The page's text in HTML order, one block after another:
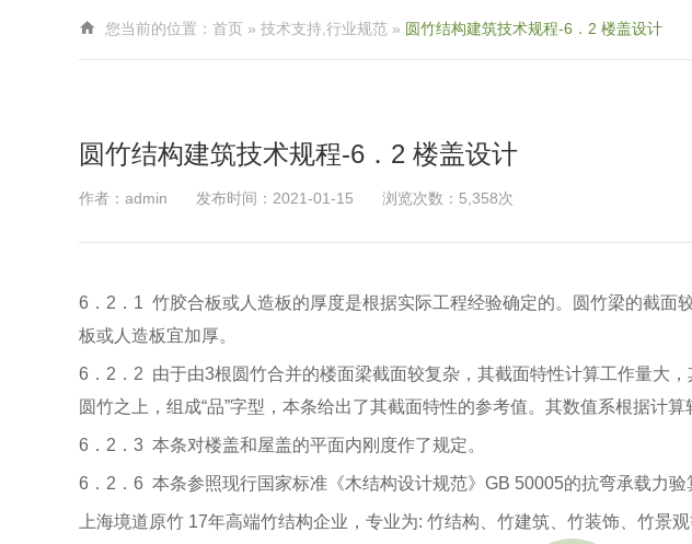
 您当前的位置： 首页 » 技术支持 行业规范 » 圆竹结构建筑技术规程-6．2 楼盖设计
圆竹结构建筑技术规程-6．2 楼盖设计
作者：admin 发布时间：2021-01-15 浏览次数：5,358次
6．2．1 竹胶合板或人造板的厚度是根据实际工程经验确定的。圆竹梁的截面
板或人造板宜加厚。
6．2．2 由于由3根圆竹合并的楼面梁截面较复杂，其截面特性计算工作量大
圆竹之上，组成“品”字型，本条给出了其截面特性的参考值。其数值系根据计算
6．2．3 本条对楼盖和屋盖的平面内刚度作了规定。
6．2．6 本条参照现行国家标准《木结构设计规范》GB 50005的抗弯承载力验
上海境道原竹 17年高端竹结构企业，专业为: 竹结构、竹建筑、竹装饰、竹景